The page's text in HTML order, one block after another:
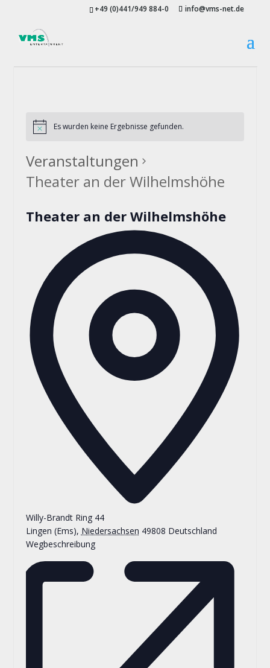
+49 (0)441/949 884-0 info@vms-net.de
Es wurden keine Ergebnisse gefunden.
Veranstaltungen
Theater an der Wilhelmshöhe
Theater an der Wilhelmshöhe
Willy-Brandt Ring 44
Lingen (Ems), Niedersachsen 49808 Deutschland
Wegbeschreibung